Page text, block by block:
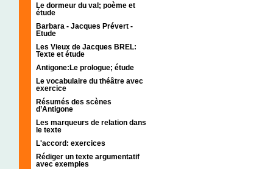
Le dormeur du val; poème et
étude
Barbara - Jacques Prévert -
Etude
Les Vieux de Jacques BREL:
Texte et étude
Antigone:Le prologue; étude
Le vocabulaire du théâtre avec
exercice
Résumés des scènes
d’Antigone
Les marqueurs de relation dans
le texte
L'accord: exercices
Rédiger un texte argumentatif
avec exemples